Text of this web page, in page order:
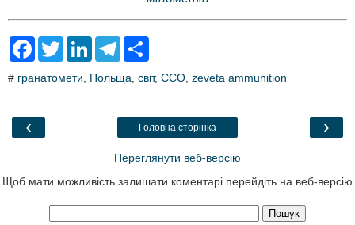
F
e
o
T
t
L
k
T
e
a
r
# гранатомети Польща світ, ССО zeveta ammunition
‹ ›
Головна сторінка
Переглянути веб-версію
Щоб мати можливість залишати коментарі перейдіть на веб-версію